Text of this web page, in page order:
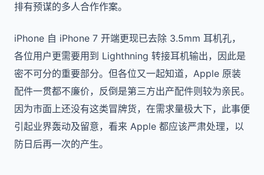
排有预谋的多人合作作案。
iPhone 自 iPhone 7 开端更现已去除 3.5mm 耳机孔，
各位用户更需要用到 Lighthning 转接耳机输出，因此是
密不可分的重要部分。但各位又一起知道，Apple 原装
配件一贯都不廉价，反倒是第三方出产配件则较为亲民。
因为市面上还没有这类冒牌货，在需求量极大下，此事便
引起业界轰动及留意，看来 Apple 都应该严肃处理，以
防日后再一次的产生。